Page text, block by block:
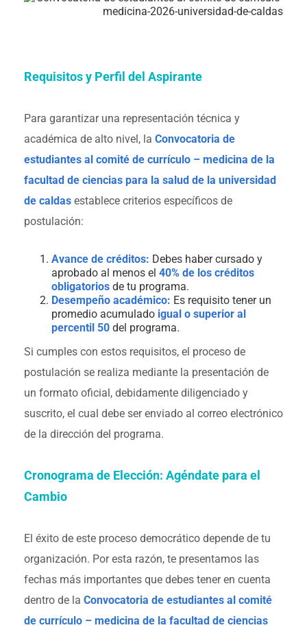
Requisitos y Perfil del Aspirante
Para garantizar una representación técnica y
académica de alto nivel, la Convocatoria de
estudiantes al comité de currículo – medicina de la
facultad de ciencias para la salud de la universidad
de caldas establece criterios específicos de
postulación:
Avance de créditos: Debes haber cursado y
aprobado al menos el 40% de los créditos
obligatorios de tu programa.
Desempeño académico: Es requisito tener un
promedio acumulado igual o superior al
percentil 50 del programa.
Si cumples con estos requisitos, el proceso de
postulación se realiza mediante la presentación de
un formato oficial, debidamente diligenciado y
suscrito, el cual debe ser enviado al correo electrónico
de la dirección del programa.
Cronograma de Elección: Agéndate para el
Cambio
El éxito de este proceso democrático depende de tu
organización. Por esta razón, te presentamos las
fechas más importantes que debes tener en cuenta
dentro de la Convocatoria de estudiantes al comité
de currículo – medicina de la facultad de ciencias